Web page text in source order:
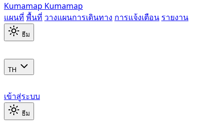
Kumamap Kumamap
แผนที่ พื้นที่ วางแผนการเดินทาง การแจ้งเตือน รายงาน
ธีม
TH
เข้าสู่ระบบ
ธีม